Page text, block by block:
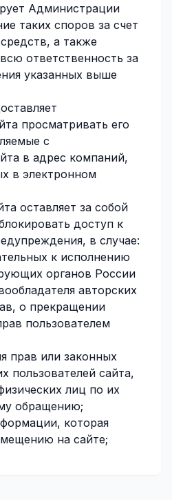
Администрации
таких споров за счет
а также
ответственность за
указанных выше
просматривать его
с
в адрес компаний,
в электронном
оставляет за собой
доступ к
в случае:
к исполнению
органов России
авторских
о прекращении
пользователем
прав или законных
пользователей сайта,
лиц по их
обращению;
которая
на сайте;